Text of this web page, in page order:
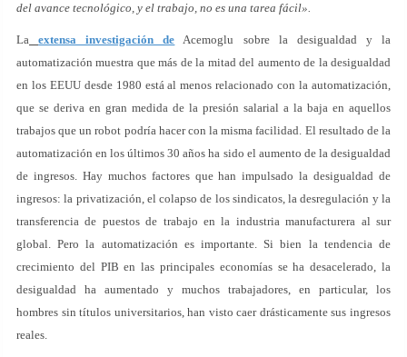
del avance tecnológico, y el trabajo, no es una tarea fácil».
La extensa investigación de
Acemoglu sobre la desigualdad y la
automatización muestra que más de la mitad del aumento de la desigualdad
en los EEUU desde 1980 está al menos relacionado con la automatización,
que se deriva en gran medida de la presión salarial a la baja en aquellos
trabajos que un robot podría hacer con la misma facilidad. El resultado de la
automatización en los últimos 30 años ha sido el aumento de la desigualdad
de ingresos. Hay muchos factores que han impulsado la desigualdad de
ingresos: la privatización, el colapso de los sindicatos, la desregulación y la
transferencia de puestos de trabajo en la industria manufacturera al sur
global. Pero la automatización es importante. Si bien la tendencia de
crecimiento del PIB en las principales economías se ha desacelerado, la
desigualdad ha aumentado y muchos trabajadores, en particular, los
hombres sin títulos universitarios, han visto caer drásticamente sus ingresos
reales.